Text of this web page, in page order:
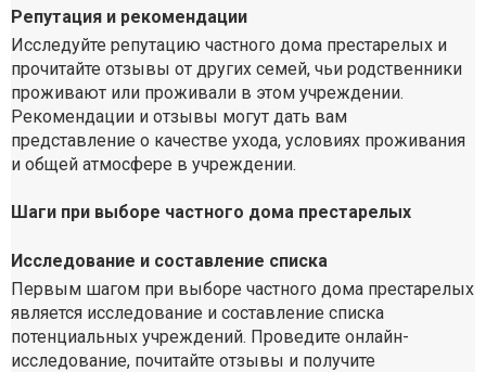
Репутация и рекомендации
Исследуйте репутацию частного дома престарелых и
прочитайте отзывы от других семей, чьи родственники
проживают или проживали в этом учреждении.
Рекомендации и отзывы могут дать вам
представление о качестве ухода, условиях проживания
и общей атмосфере в учреждении.
Шаги при выборе частного дома престарелых
Исследование и составление списка
Первым шагом при выборе частного дома престарелых
является исследование и составление списка
потенциальных учреждений. Проведите онлайн-
исследование, почитайте отзывы и получите